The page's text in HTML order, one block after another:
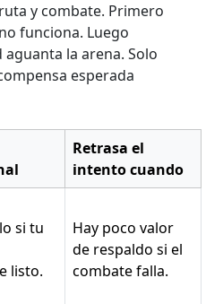
y combate. Primero
funciona. Luego
la arena. Solo
esperada
Retrasa el
intento cuando
si tu
listo.
Hay poco valor
de respaldo si el
combate falla.